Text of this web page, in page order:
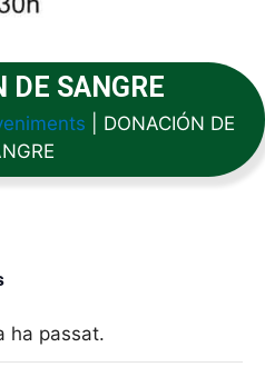
DE SANGRE
DONACIÓN DE
ha passat.